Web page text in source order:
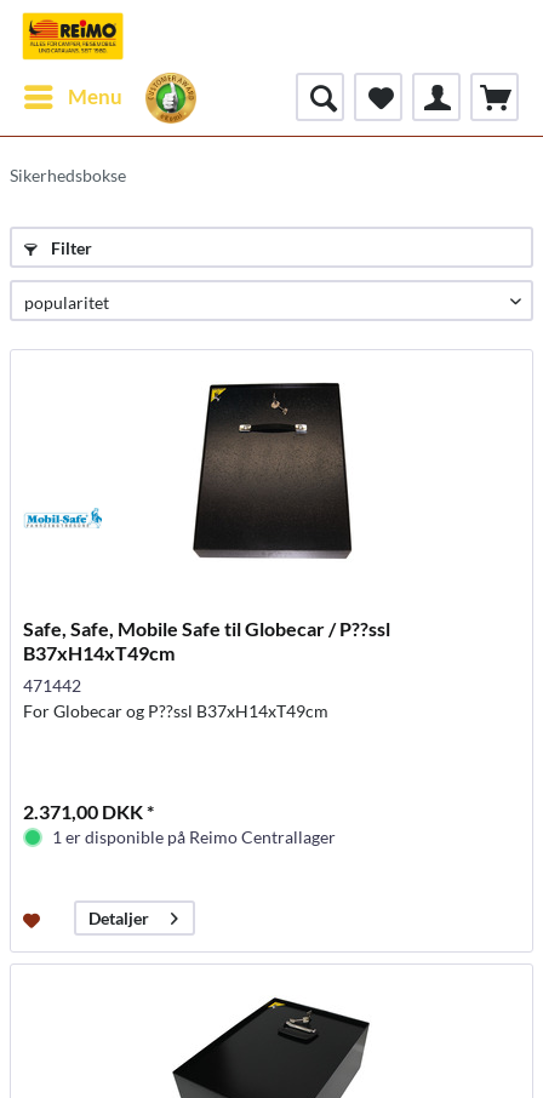
Menu
Sikerhedsbokse
Filter
Safe, Safe, Mobile Safe til Globecar / P??ssl
B37xH14xT49cm
471442
For Globecar og P??ssl B37xH14xT49cm
2.371,00 DKK *
1 er disponible på Reimo Centrallager
Detaljer